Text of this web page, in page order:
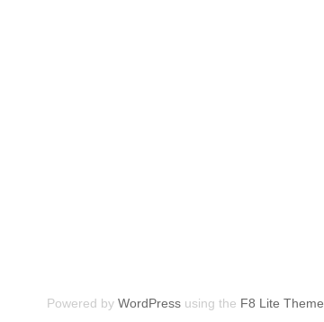
Powered by WordPressusing the F8 Lite Theme